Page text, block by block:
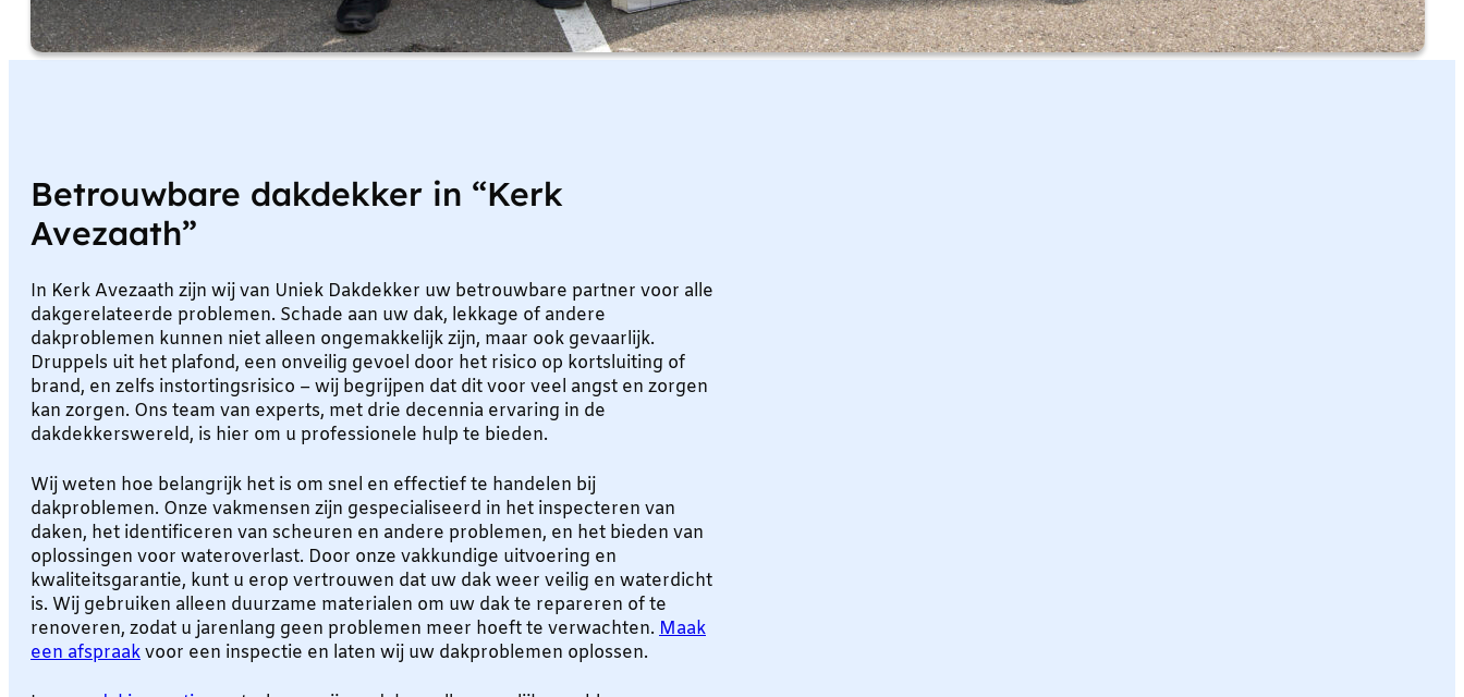
Betrouwbare dakdekker in “Kerk
Avezaath”
In Kerk Avezaath zijn wij van Uniek Dakdekker uw betrouwbare partner voor alle
dakgerelateerde problemen. Schade aan uw dak, lekkage of andere
dakproblemen kunnen niet alleen ongemakkelijk zijn, maar ook gevaarlijk.
Druppels uit het plafond, een onveilig gevoel door het risico op kortsluiting of
brand, en zelfs instortingsrisico – wij begrijpen dat dit voor veel angst en zorgen
kan zorgen. Ons team van experts, met drie decennia ervaring in de
dakdekkerswereld, is hier om u professionele hulp te bieden.
Wij weten hoe belangrijk het is om snel en effectief te handelen bij
dakproblemen. Onze vakmensen zijn gespecialiseerd in het inspecteren van
daken, het identificeren van scheuren en andere problemen, en het bieden van
oplossingen voor wateroverlast. Door onze vakkundige uitvoering en
kwaliteitsgarantie, kunt u erop vertrouwen dat uw dak weer veilig en waterdicht
is. Wij gebruiken alleen duurzame materialen om uw dak te repareren of te
renoveren, zodat u jarenlang geen problemen meer hoeft te verwachten. Maak
een afspraakvoor een inspectie en laten wij uw dakproblemen oplossen.